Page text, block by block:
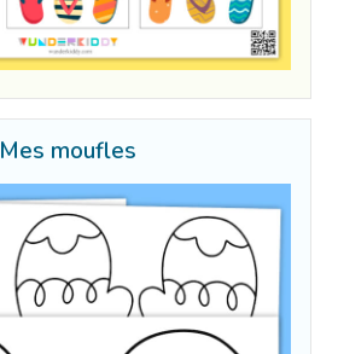
Mes moufles